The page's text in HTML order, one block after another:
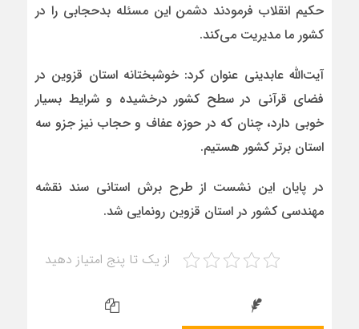
حکیم انقلاب فرمودند دشمن این مسئله بدحجابی را در
کشور ما مدیریت می‌کند.
آیت‌الله عابدینی عنوان کرد: خوشبختانه استان قزوین در
فضای قرآنی در سطح کشور درخشیده و شرایط بسیار
خوبی دارد، چنان که در حوزه عفاف و حجاب نیز جزو سه
استان برتر کشور هستیم.
در پایان این نشست از طرح برش استانی سند نقشه
مهندسی کشور در استان قزوین رونمایی شد.
از یک تا پنج امتیاز دهید